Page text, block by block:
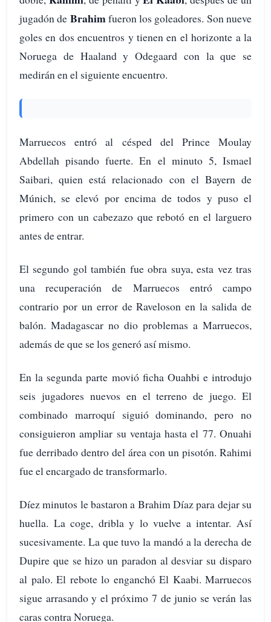
jugadón de Brahimfueron los goleadores. Son nueve
goles en dos encuentros y tienen en el horizonte a la
Noruega de Haaland y Odegaard con la que se
medirán en el siguiente encuentro.
Marruecos entró al césped del Prince Moulay
Abdellah pisando fuerte. En el minuto 5, Ismael
Saibari, quien está relacionado con el Bayern de
Múnich, se elevó por encima de todos y puso el
primero con un cabezazo que rebotó en el larguero
antes de entrar.
El segundo gol también fue obra suya, esta vez tras
una recuperación de Marruecos entró campo
contrario por un error de Raveloson en la salida de
balón. Madagascar no dio problemas a Marruecos,
además de que se los generó así mismo.
En la segunda parte movió ficha Ouahbi e introdujo
seis jugadores nuevos en el terreno de juego. El
combinado marroquí siguió dominando, pero no
consiguieron ampliar su ventaja hasta el 77. Onuahi
fue derribado dentro del área con un pisotón. Rahimi
fue el encargado de transformarlo.
Díez minutos le bastaron a Brahim Díaz para dejar su
huella. La coge, dribla y lo vuelve a intentar. Así
sucesivamente. La que tuvo la mandó a la derecha de
Dupire que se hizo un paradon al desviar su disparo
al palo. El rebote lo enganchó El Kaabi. Marruecos
sigue arrasando y el próximo 7 de junio se verán las
caras contra Noruega.